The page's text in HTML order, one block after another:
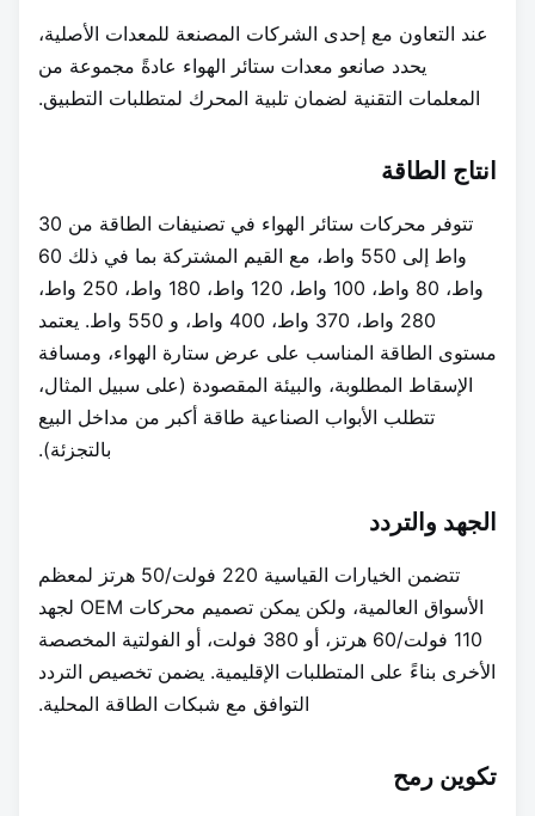
عند التعاون مع إحدى الشركات المصنعة للمعدات الأصلية،
يحدد صانعو معدات ستائر الهواء عادةً مجموعة من
المعلمات التقنية لضمان تلبية المحرك لمتطلبات التطبيق.
انتاج الطاقة
تتوفر محركات ستائر الهواء في تصنيفات الطاقة من 30
واط إلى 550 واط، مع القيم المشتركة بما في ذلك 60
واط، 80 واط، 100 واط، 120 واط، 180 واط، 250 واط،
280 واط، 370 واط، 400 واط، و 550 واط. يعتمد
مستوى الطاقة المناسب على عرض ستارة الهواء، ومسافة
الإسقاط المطلوبة، والبيئة المقصودة (على سبيل المثال،
تتطلب الأبواب الصناعية طاقة أكبر من مداخل البيع
بالتجزئة).
الجهد والتردد
تتضمن الخيارات القياسية 220 فولت/50 هرتز لمعظم
الأسواق العالمية، ولكن يمكن تصميم محركات OEM لجهد
110 فولت/60 هرتز، أو 380 فولت، أو الفولتية المخصصة
الأخرى بناءً على المتطلبات الإقليمية. يضمن تخصيص التردد
التوافق مع شبكات الطاقة المحلية.
تكوين رمح